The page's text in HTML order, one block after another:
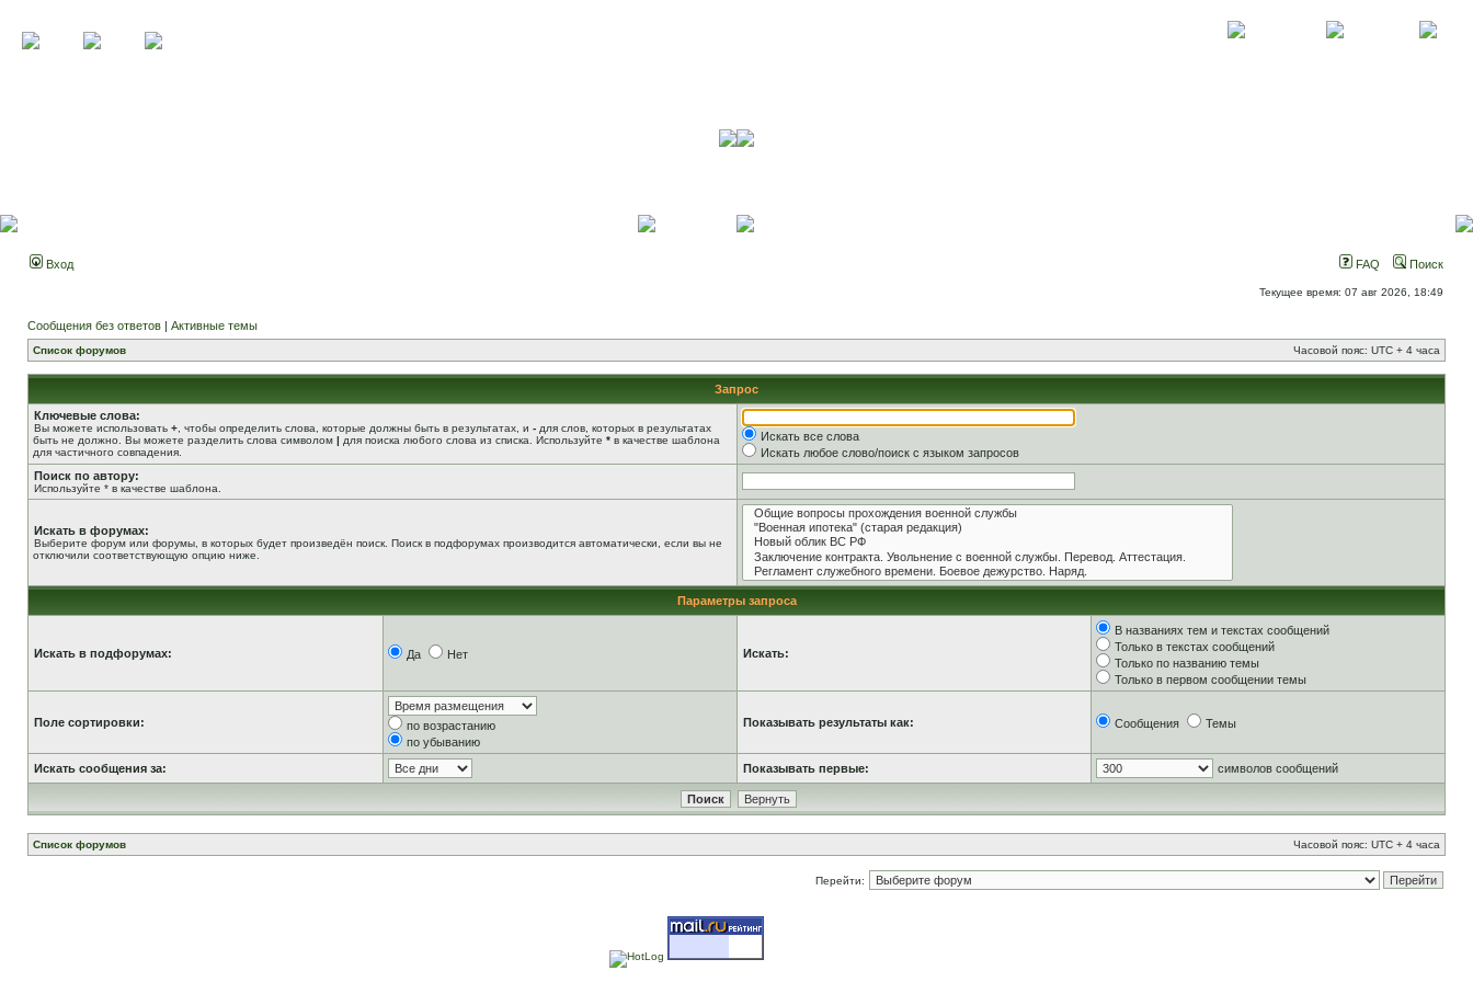
Вход FAQ Поиск
Текущее время: 07 авг 2026, 18:49
Сообщения без ответов | Активные темы
Список форумов Часовой пояс: UTC + 4 часа
Запрос
Ключевые слова:
Вы можете использовать + , чтобы определить слова, которые должны быть в результатах, и - для слов, которых в результатах
быть не должно. Вы можете разделить слова символом | для поиска любого слова из списка. Используйте * в качестве шаблона
для частичного совпадения.
Искать все слова
Искать любое слово/поиск с языком запросов
Поиск по автору:
Используйте * в качестве шаблона.
Искать в форумах:
Выберите форум или форумы, в которых будет произведён поиск. Поиск в подфорумах производится автоматически, если вы не
отключили соответствующую опцию ниже.
Параметры запроса
Искать в подфорумах: Да Нет Искать:
В названиях тем и текстах сообщений
Только в текстах сообщений
Только по названию темы
Только в первом сообщении темы
Поле сортировки:
по возрастанию
по убыванию
Показывать результаты как: Сообщения Темы
Искать сообщения за: Показывать первые: символов сообщений
Список форумов Часовой пояс: UTC + 4 часа
Перейти: